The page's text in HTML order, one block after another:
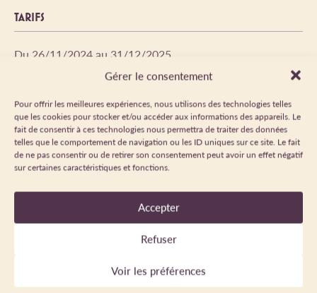
Gérer le consentement
Pour offrir les meilleures expériences, nous utilisons des technologies telles
que les cookies pour stocker et/ou accéder aux informations des appareils. Le
fait de consentir à ces technologies nous permettra de traiter des données
telles que le comportement de navigation ou les ID uniques sur ce site. Le fait
de ne pas consentir ou de retirer son consentement peut avoir un effet négatif
sur certaines caractéristiques et fonctions.
Accepter
Refuser
Voir les préférences
TARIFS
Du 26/11/2024 au 31/12/2025
Du 01/01 au 31/12/2026
Semaine : 650 €.
Chèque
PÉRIODE D'OUVERTURE